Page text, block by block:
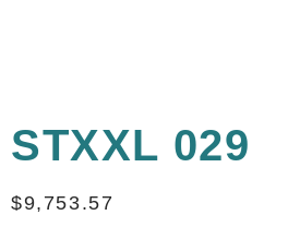
STXXL 029
$9,753.57